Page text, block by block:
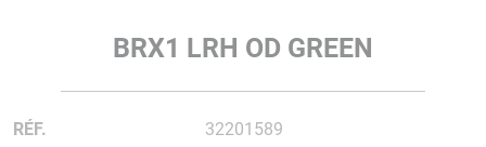
BRX1 LRH OD GREEN
RÉF.
32201589